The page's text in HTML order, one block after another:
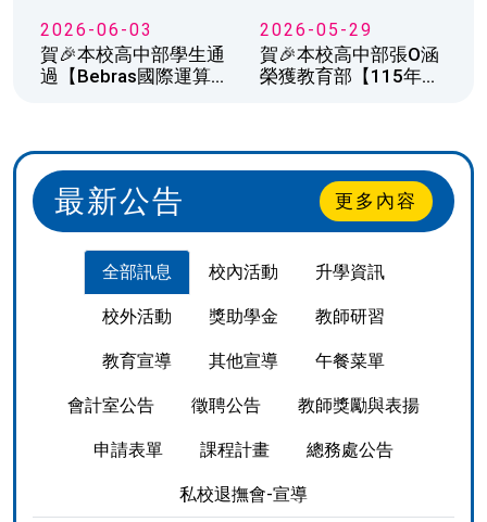
2026-06-03
賀🎉本校高中部學生通
過【Bebras國際運算
2026-05-29
賀🎉本校高中部張O涵
榮獲教育部【115年青
最新公告 更多內容
全部訊息 校內活動 升學資訊
校外活動 獎助學金 教師研習
教育宣導 其他宣導 午餐菜單
會計室公告 徵聘公告 教師獎勵與表揚
申請表單 課程計畫 總務處公告
私校退撫會-宣導